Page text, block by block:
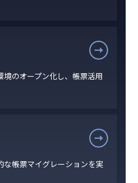
境のオープン化し、帳票活用
帳票マイグレーションを実